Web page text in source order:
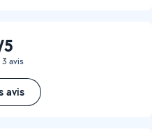
3 avis
avis